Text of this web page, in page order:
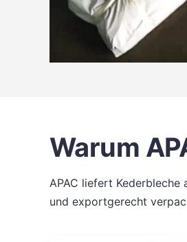
Warum
APAC liefert
und exportgerecht